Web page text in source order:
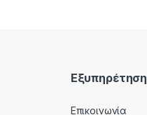
Εξυπηρέτηση
Επικοινωνία